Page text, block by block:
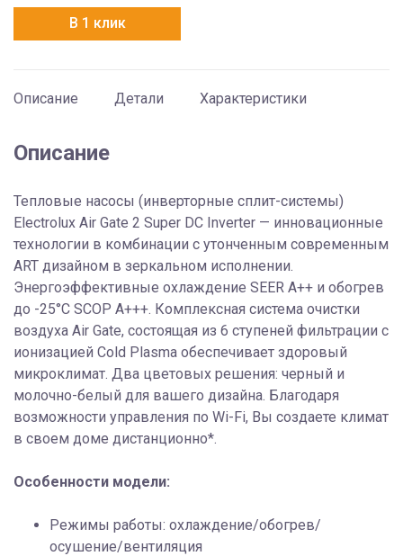
12HG-
BLACK2/N8
В 1 клик
Описание Детали Характеристики
Описание
Тепловые насосы (инверторные сплит-системы)
Electrolux Air Gate 2 Super DC Inverter — инновационные
технологии в комбинации с утонченным современным
ART дизайном в зеркальном исполнении.
Энергоэффективные охлаждение SEER A++ и обогрев
до -25°С SCOP A+++. Комплексная система очистки
воздуха Air Gate, состоящая из 6 ступеней фильтрации с
ионизацией Cold Plasma обеспечивает здоровый
микроклимат. Два цветовых решения: черный и
молочно-белый для вашего дизайна. Благодаря
возможности управления по Wi-Fi, Вы создаете климат
в своем доме дистанционно*.
Особенности модели:
Режимы работы: охлаждение/обогрев/
осушение/вентиляция